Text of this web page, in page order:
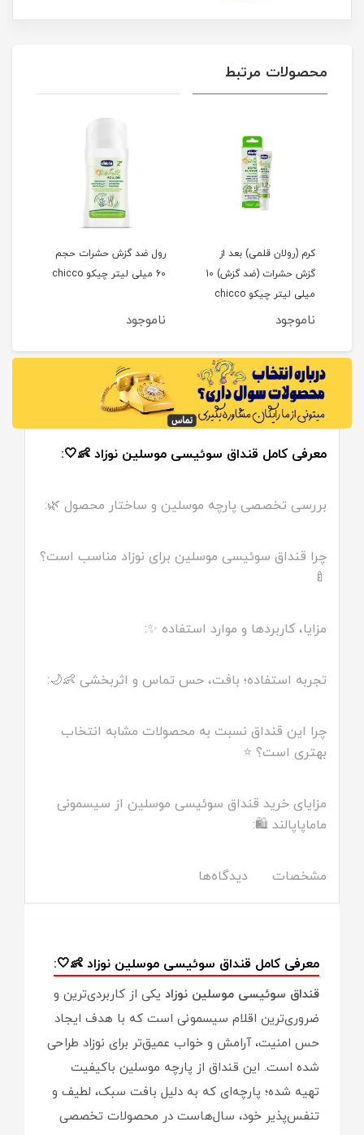
محصولات مرتبط
کرم (رولان قلمی) بعد از
گزش حشرات (ضد گزش) 10
میلی لیتر چیکو chicco
ناموجود
رول ضد گزش حشرات حجم
60 میلی لیتر چیکو chicco
ناموجود
معرفی کامل قنداق سوئیسی موسلین نوزاد 👶🤍:
بررسی تخصصی پارچه موسلین و ساختار محصول 🌿:
چرا قنداق سوئیسی موسلین برای نوزاد مناسب است؟
🍼
مزایا، کاربردها و موارد استفاده ✨:
تجربه استفاده؛ بافت، حس تماس و اثربخشی 👶🌙:
چرا این قنداق نسبت به محصولات مشابه انتخاب
بهتری است؟ ⭐
مزایای خرید قنداق سوئیسی موسلین از سیسمونی
ماماپاپالند 🛍️:
مشخصات دیدگاه‌ها
معرفی کامل قنداق سوئیسی موسلین نوزاد 👶🤍:
قنداق سوئیسی موسلین نوزاد یکی از کاربردی‌ترین و
ضروری‌ترین اقلام سیسمونی است که با هدف ایجاد
حس امنیت، آرامش و خواب عمیق‌تر برای نوزاد طراحی
شده است. این قنداق از پارچه موسلین باکیفیت
تهیه شده؛ پارچه‌ای که به دلیل بافت سبک، لطیف و
تنفس‌پذیر خود، سال‌هاست در محصولات تخصصی